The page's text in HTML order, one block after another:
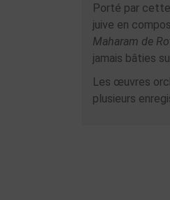
Porté par cette
juive en
Maharam de
jamais bâties
Les œuvres
plusieurs